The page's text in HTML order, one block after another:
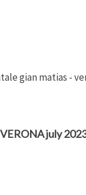
gian matias -
july